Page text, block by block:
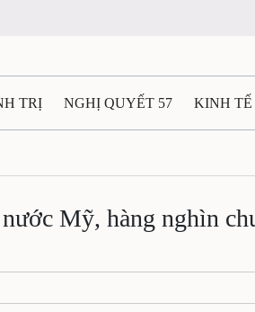
TRỊ NGHỊ QUYẾT 57 KINH TẾ
- MÔI TRƯỜNG THỂ THAO
Mỹ, hàng nghìn